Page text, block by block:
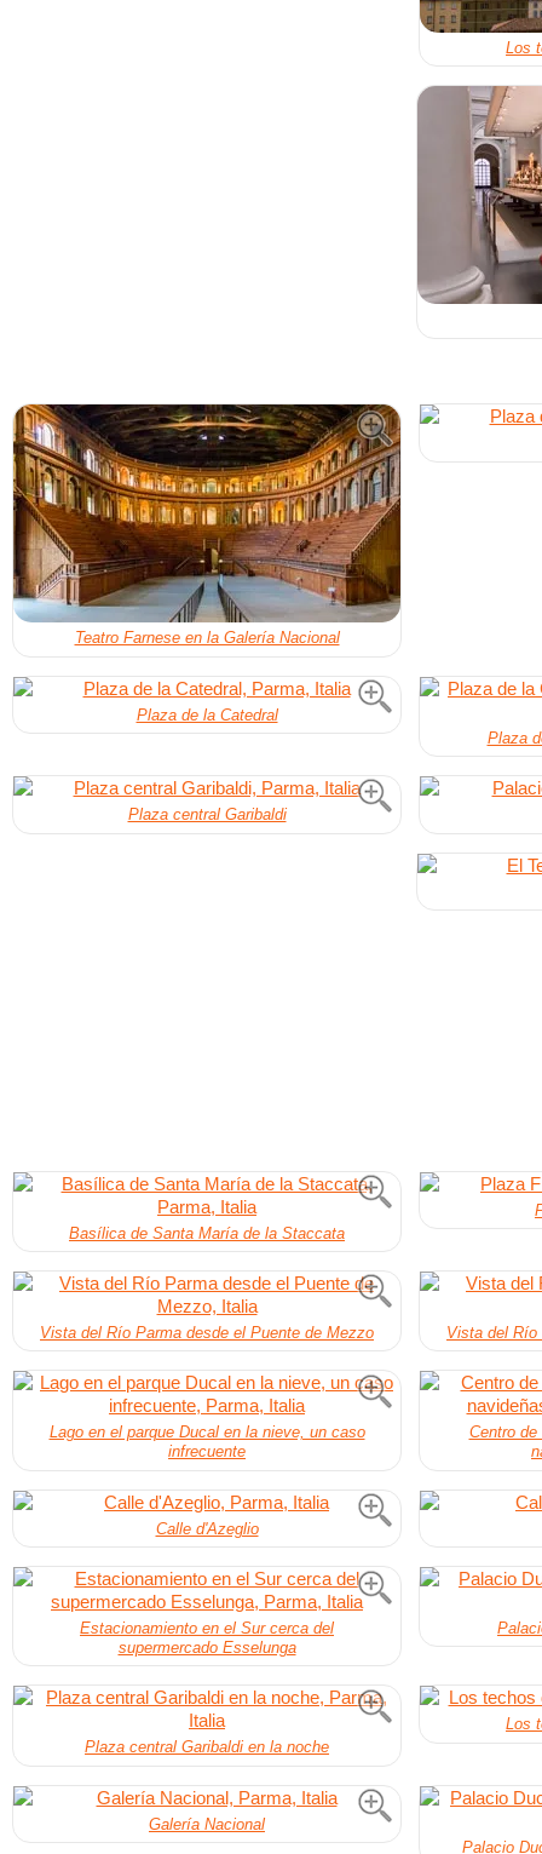
Los
Teatro Farnese en la Galería Nacional
Plaza de la Catedral
Plaza
Plaza central Garibaldi
Basílica de Santa María de la Staccata
Vista del Río Parma desde el Puente de Mezzo Vista del Río
Lago en el parque Ducal en la nieve, un caso
infrecuente
Centro
Calle d'Azeglio
Estacionamiento en el Sur cerca del
supermercado Esselunga
Plaza central Garibaldi en la noche
Los
Galería Nacional
Palacio